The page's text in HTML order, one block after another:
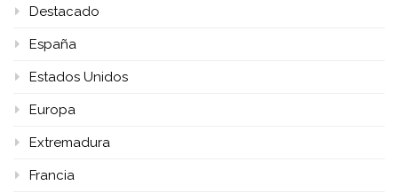
Destacado
España
Estados Unidos
Europa
Extremadura
Francia